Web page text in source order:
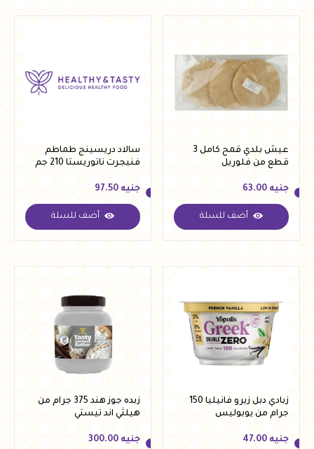
عيش بلدي قمح كامل 3
قطع من فلوريل
جنيه
جنيه 63.00
أضف للسلة
سالاد دريسينج طماطم
فنيجرت ناتوريستا 210 جم
جنيه
جنيه 97.50
أضف للسلة
زبادي دبل زيرو فانيليا 150
جرام من يوبوليس
جنيه 47.00
زبده جوز هند 375 جرام من
هيلثي اند تيستي
جنيه 300.00